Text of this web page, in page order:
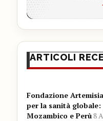
ARTICOLI
Fondazione
per la sanità
Mozambico e Perù8